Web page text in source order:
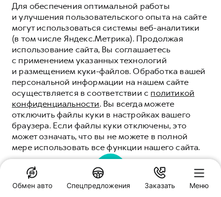
3.11.
информационных и
рекламных
сообщений и
материалов в том
числе, но не
ограничиваясь, о
продукции и
услугах,
презентаций, о
новостях брендов
HAVAL, GWM,
посредством e-mail
рассылки:
иные:
Получение
общие:
Для обеспечения оптимальной работы
и улучшения пользовательского опыта на сайте
могут использоваться системы веб-аналитики
(в том числе Яндекс.Метрика). Продолжая
использование сайта, Вы соглашаетесь
с применением указанных технологий
и размещением куки-файлов. Обработка вашей
персональной информации на нашем сайте
осуществляется в соответствии с политикой
конфиденциальности. Вы всегда можете
отключить файлы куки в настройках вашего
браузера. Если файлы куки отключены, это
может означать, что вы не можете в полной
мере использовать все функции нашего сайта.
ПОНЯТНО
Обмен авто Спецпредложения Заказать Меню